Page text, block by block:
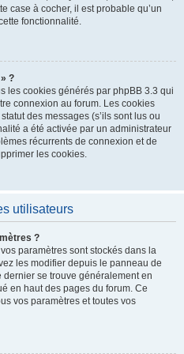
case à cocher, il est probable qu’un
fonctionnalité.
?
les cookies générés par phpBB 3.3 qui
connexion au forum. Les cookies
des messages (s’ils sont lus ou
a été activée par un administrateur
récurrents de connexion et de
les cookies.
utilisateurs
?
paramètres sont stockés dans la
les modifier depuis le panneau de
dernier se trouve généralement en
en haut des pages du forum. Ce
vos paramètres et toutes vos